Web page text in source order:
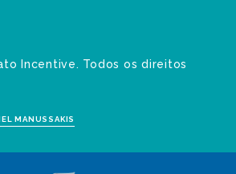
Incentive. Todos os direitos
MANUSSAKIS